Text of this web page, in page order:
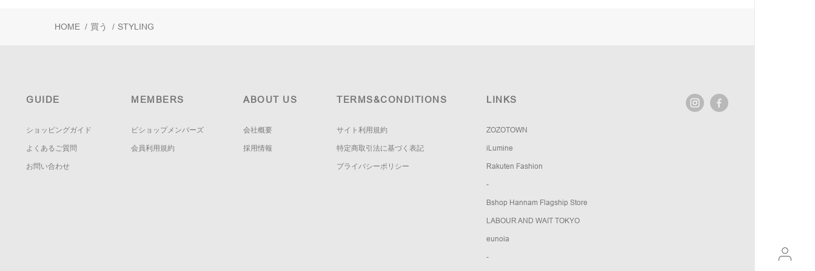
HOME / 買う / STYLING
GUIDE
ショッピングガイド
よくあるご質問
お問い合わせ
MEMBERS
ビショップメンバーズ
会員利用規約
ABOUT US
会社概要
採用情報
TERMS&CONDITIONS
サイト利用規約
特定商取引法に基づく表記
プライバシーポリシー
LINKS
ZOZOTOWN
iLumine
Rakuten Fashion
-
Bshop Hannam Flagship Store
LABOUR AND WAIT TOKYO
eunoia
-